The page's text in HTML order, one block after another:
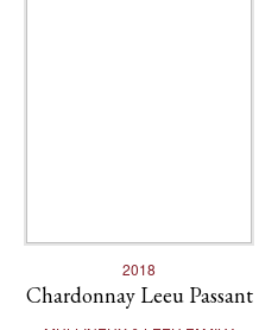
2018
Chardonnay Leeu Passant